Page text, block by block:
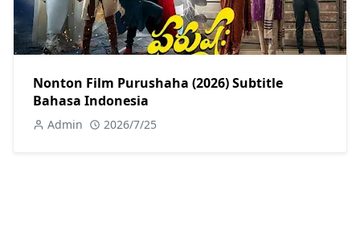
Nonton Film Purushaha (2026) Subtitle
Bahasa Indonesia
Admin 2026/7/25